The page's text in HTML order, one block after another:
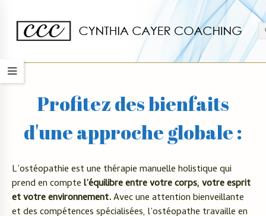
Profitez des bienfaits
d'une approche globale :
L’ostéopathie est une thérapie manuelle holistique qui
prend en comptel’équilibre entre votre corps, votre esprit
et votre environnement.Avec une attention bienveillante
et des compétences spécialisées, l’ostéopathe travaille en